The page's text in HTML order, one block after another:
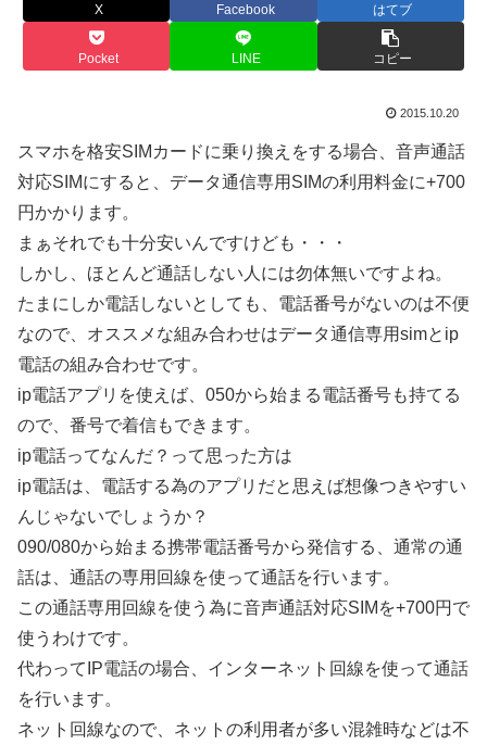
X Facebook はてブ
Pocket LINE コピー
2015.10.20
スマホを格安SIMカードに乗り換えをする場合、音声通話
対応SIMにすると、データ通信専用SIMの利用料金に+700
円かかります。
まぁそれでも十分安いんですけども・・・
しかし、ほとんど通話しない人には勿体無いですよね。
たまにしか電話しないとしても、電話番号がないのは不便
なので、オススメな組み合わせはデータ通信専用simとip
電話の組み合わせです。
ip電話アプリを使えば、050から始まる電話番号も持てる
ので、番号で着信もできます。
ip電話ってなんだ？って思った方は
ip電話は、電話する為のアプリだと思えば想像つきやすい
んじゃないでしょうか？
090/080から始まる携帯電話番号から発信する、通常の通
話は、 通話の専用回線を使って通話を行います。
この通話専用回線を使う為に音声通話対応SIMを+700円で
使うわけです。
代わってIP電話の場合、インターネット回線を使って通話
を行います。
ネット回線なので、ネットの利用者が多い混雑時などは不